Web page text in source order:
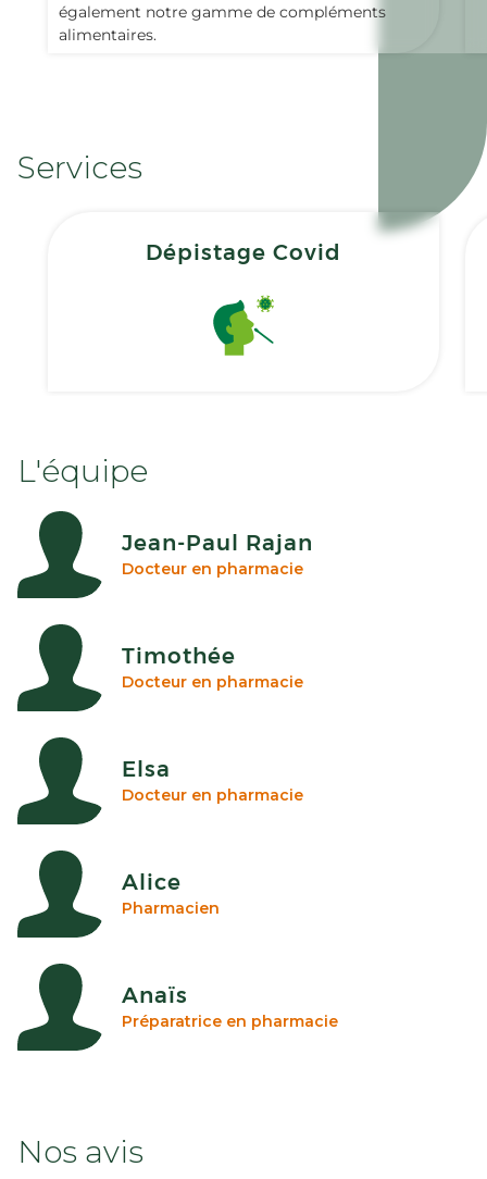
également notre gamme de compléments
alimentaires.
Services
Dépistage Covid
L'équipe
Jean-Paul Rajan
Docteur en pharmacie
Timothée
Docteur en pharmacie
Elsa
Docteur en pharmacie
Alice
Pharmacien
Anaïs
Préparatrice en pharmacie
Nos avis